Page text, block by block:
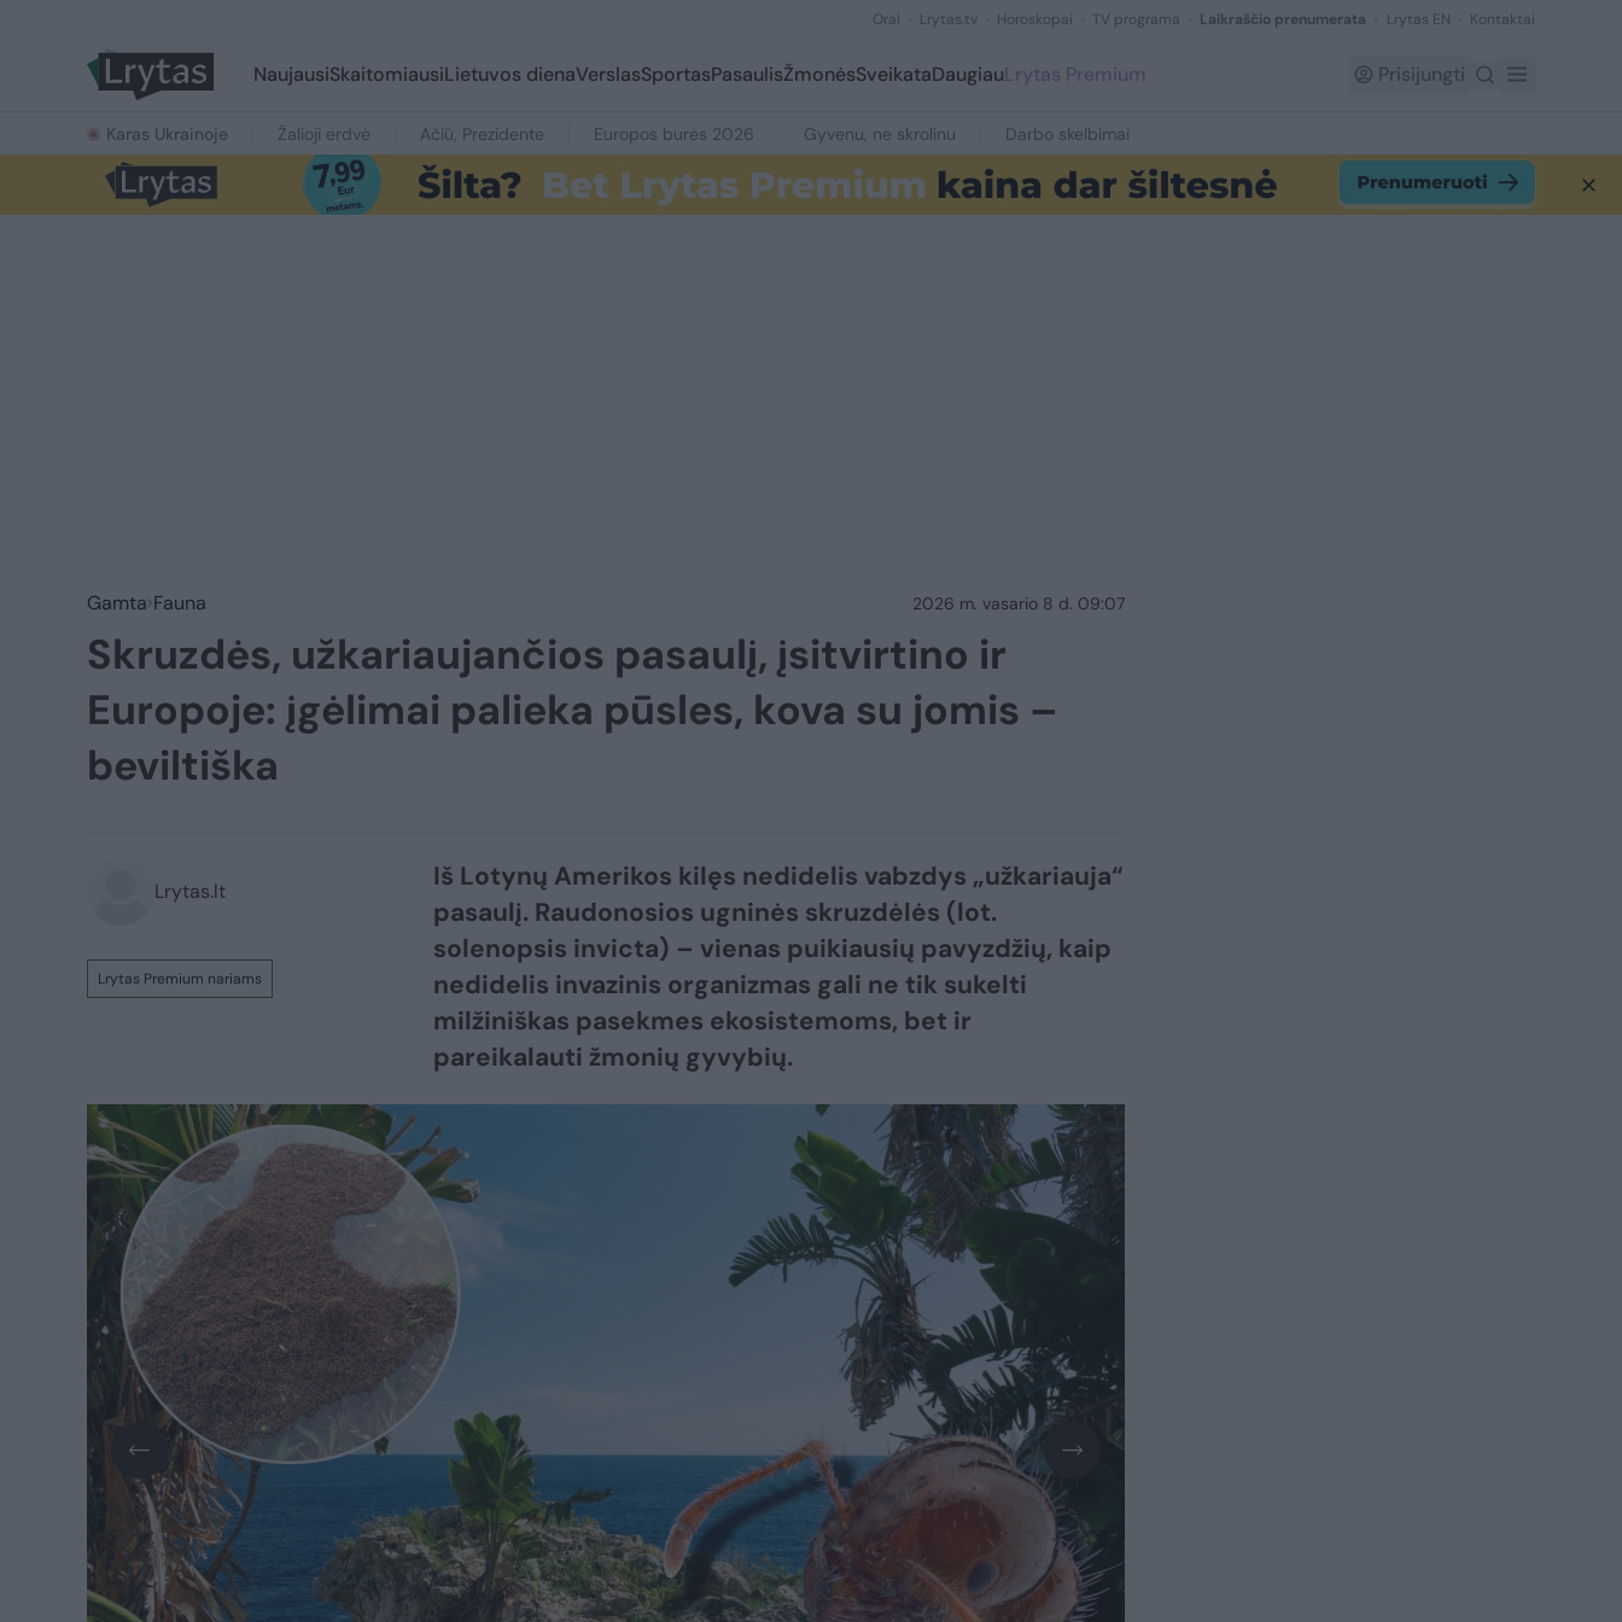
Orai Lrytas.tv Horoskopai TV programa Laikraščio prenumerata Lrytas EN Kontaktai
NaujausiSkaitomiausiLietuvos dienaVerslasSportasPasaulisŽmonėsSveikataDaugiauLrytas Premium Prisijungti
Karas Ukrainoje Žalioji erdvė Ačiū, Prezidente Europos burės 2026 Gyvenu, ne skrolinu Darbo skelbimai
Gamta Fauna 2026 m. vasario 8 d. 09:07
Skruzdės, užkariaujančios pasaulį, įsitvirtino ir
Europoje: įgėlimai palieka pūsles, kova su jomis –
beviltiška
Lrytas.lt
Lrytas Premium nariams
Iš Lotynų Amerikos kilęs nedidelis vabzdys „užkariauja“
pasaulį. Raudonosios ugninės skruzdėlės (lot.
solenopsis invicta) – vienas puikiausių pavyzdžių, kaip
nedidelis invazinis organizmas gali ne tik sukelti
milžiniškas pasekmes ekosistemoms, bet ir
pareikalauti žmonių gyvybių.